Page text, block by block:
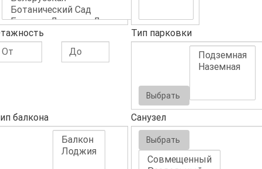
Тип парковки
Выбрать
балкона Санузел
Выбрать